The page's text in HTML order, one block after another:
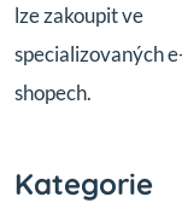
lze zakoupit ve
specializovaných
shopech.
Kategorie